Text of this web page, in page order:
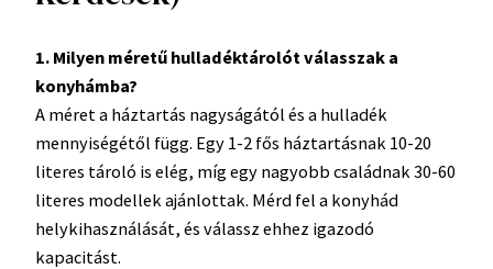
1. Milyen méretű hulladéktárolót válasszak a
konyhámba?
A méret a háztartás nagyságától és a hulladék
mennyiségétől függ. Egy 1-2 fős háztartásnak 10-20
literes tároló is elég, míg egy nagyobb családnak 30-60
literes modellek ajánlottak. Mérd fel a konyhád
helykihasználását, és válassz ehhez igazodó
kapacitást.